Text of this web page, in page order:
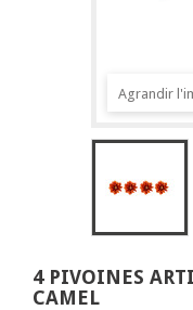
Agrandir
4 PIVOINES
CAMEL